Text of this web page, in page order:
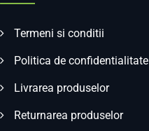
Termeni si conditii
Politica de confidentialitate
Livrarea produselor
Returnarea produselor